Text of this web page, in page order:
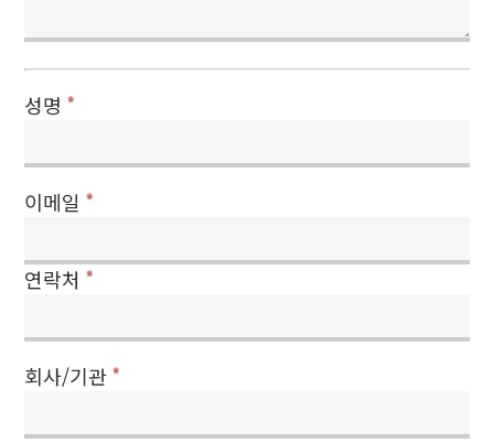
성명*
이메일*
연락처*
회사/기관*